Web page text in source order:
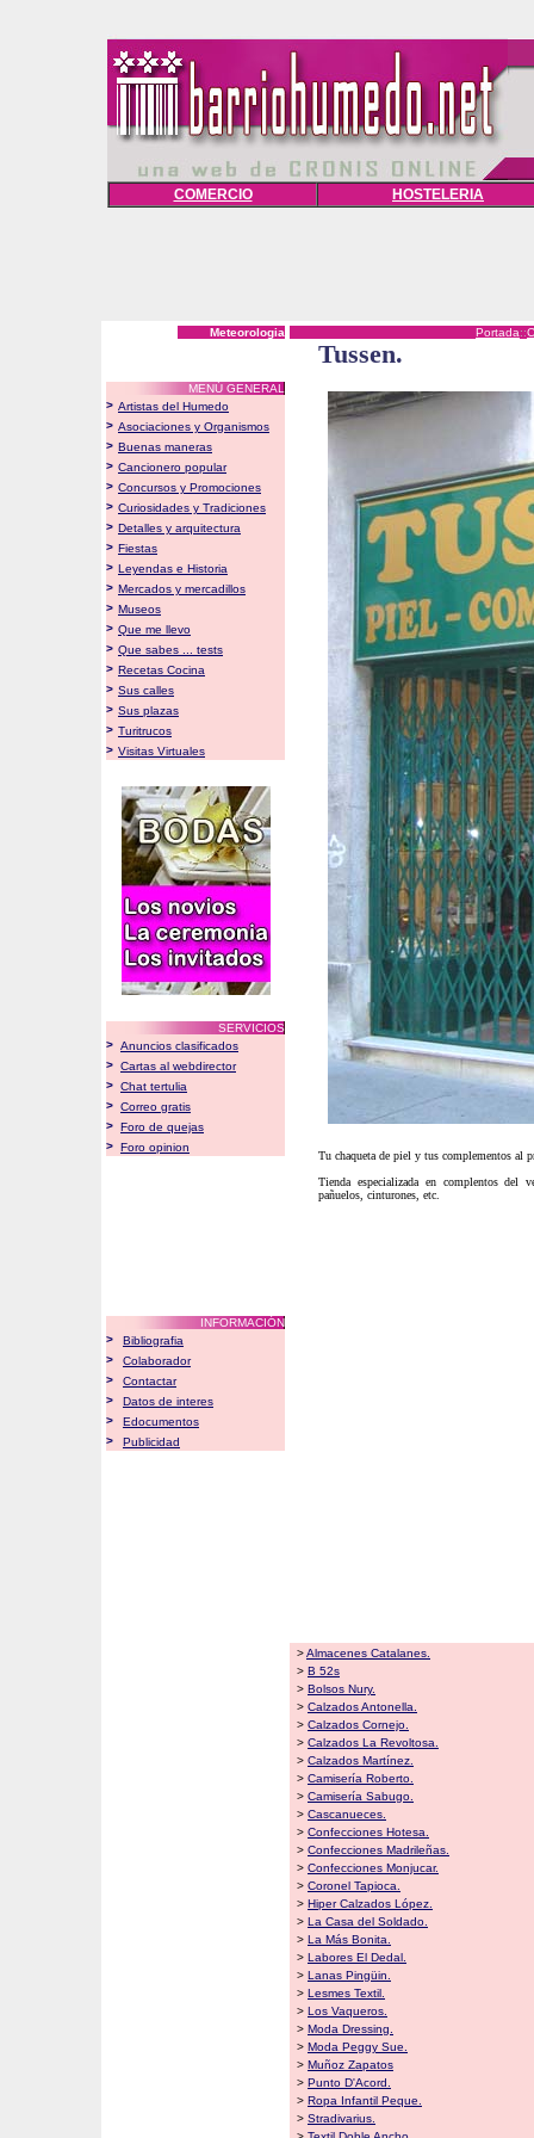
COMERCIO HOSTELERIA
Meteorologia
MENÚ GENERAL
> Artistas del Humedo
> Asociaciones y Organismos
> Buenas maneras
> Cancionero popular
> Concursos y Promociones
> Curiosidades y Tradiciones
> Detalles y arquitectura
> Fiestas
> Leyendas e Historia
> Mercados y mercadillos
> Museos
> Que me llevo
> Que sabes ... tests
> Recetas Cocina
> Sus calles
> Sus plazas
> Turitrucos
> Visitas Virtuales
SERVICIOS
> Anuncios clasificados
> Cartas al webdirector
> Chat tertulia
> Correo gratis
> Foro de quejas
> Foro opinion
INFORMACIÓN
>
Bibliografia
>
Colaborador
>
Contactar
>
Datos de interes
>
Edocumentos
>
Publicidad
Portada::
Tussen.
Tu chaqueta de piel y tus complementos al
Tienda especializada en complentos
pañuelos, cinturones, etc.
>Almacenes Catalanes.
> B 52s
> Bolsos Nury.
> Calzados Antonella.
> Calzados Cornejo.
> Calzados La Revoltosa.
> Calzados Martínez.
> Camisería Roberto.
> Camisería Sabugo.
> Cascanueces.
> Confecciones Hotesa.
> Confecciones Madrileñas.
> Confecciones Monjucar.
> Coronel Tapioca.
> Hiper Calzados López.
> La Casa del Soldado.
> La Más Bonita.
> Labores El Dedal.
> Lanas Pingüin.
> Lesmes Textil.
> Los Vaqueros.
> Moda Dressing.
> Moda Peggy Sue.
> Muñoz Zapatos
> Punto D'Acord.
> Ropa Infantil Peque.
> Stradivarius.